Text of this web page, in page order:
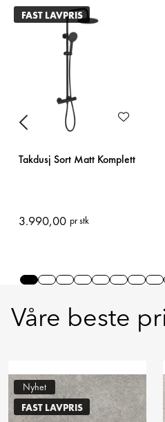
FAST LAVPRIS
Takdusj Sort Matt Komplett
3.990,00 pr stk
Slide 0Slide 1Slide 2Slide 3Slide 4Slide 5
Slide
Våre beste
Nyhet
FAST LAVPRIS